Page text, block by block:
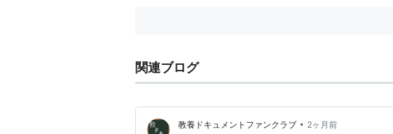
関連ブログ
教養ドキュメントファンクラブ • 2ヶ月前